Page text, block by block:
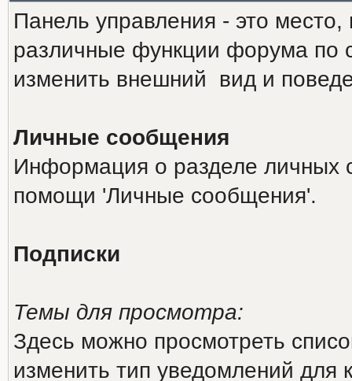
Панель управления - это
различные функции форума по
изменить внешний вид и
Личные сообщения
Информация о разделе личных
помощи 'Личные сообщения'.
Подписки
Темы для просмотра:
Здесь можно просмотреть
изменить тип уведомлений